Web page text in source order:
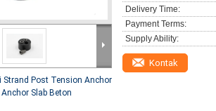
Strand Post Tension Anchor
Slab Beton
Delivery Time:
Payment Terms:
Supply Ability:
Kontak